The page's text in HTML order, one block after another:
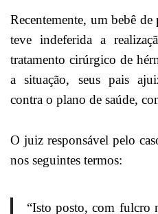
Recentemente, um bebê
teve indeferida a
tratamento cirúrgico de
a situação, seus pais
contra o plano de saúde,
O juiz responsável pelo
nos seguintes termos:
“Isto posto, com fulcro